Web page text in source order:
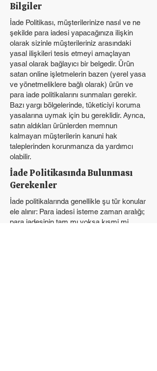
Bilgiler
İade Politikası, müşterilerinize nasıl ve ne
şekilde para iadesi yapacağınıza ilişkin
olarak sizinle müşterileriniz arasındaki
yasal ilişkileri tesis etmeyi amaçlayan
yasal olarak bağlayıcı bir belgedir. Ürün
satan online işletmelerin bazen (yerel yasa
ve yönetmeliklere bağlı olarak) ürün ve
para iade politikalarını sunmaları gerekir.
Bazı yargı bölgelerinde, tüketiciyi koruma
yasalarına uymak için bu gereklidir. Ayrıca,
satın aldıkları ürünlerden memnun
kalmayan müşterilerin kanuni hak
taleplerinden korunmanıza da yardımcı
olabilir.
İade Politikasında Bulunması
Gerekenler
İade politikalarında genellikle şu tür konular
ele alınır: Para iadesi isteme zaman aralığı;
para iadesinin tam mı yoksa kısmi mi